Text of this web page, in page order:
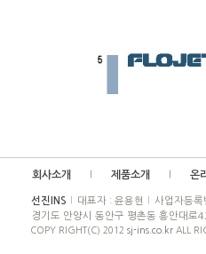
회사소개 제품소개 온
선진INS 대표자 : 윤용현
사업자등
경기도 안양시 동안구 평촌동 흥안대
COPY RIGHT(C) 2012 sj-ins.co.kr ALL